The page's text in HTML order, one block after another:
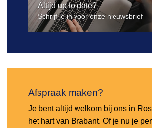
Altijd up to date?
Schrijf je in voor onze nieuwsbrief
Afspraak maken?
Je bent altijd welkom bij ons in
het hart van Brabant. Of je nu je